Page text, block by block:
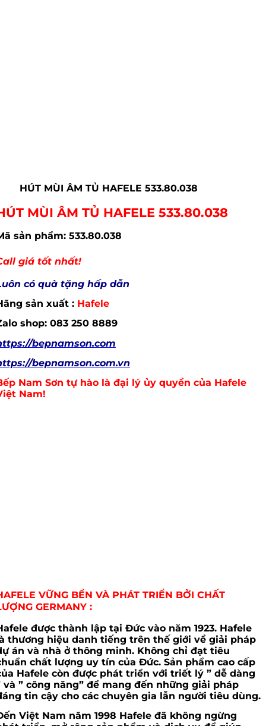
HÚT MÙI ÂM TỦ HAFELE 533.80.038
MÙI ÂM TỦ HAFELE 533.80.038
sản phẩm: 533.80.038
giá tốt nhất!
có quà tặng hấp dẫn
sản xuất : Hafele
shop: 083 250 8889
bepnamson.com
bepnamson.com.vn
Nam Sơn tự hào là đại lý ủy quyền của Hafele
Nam!
VỮNG BỀN VÀ PHÁT TRIỂN BỞI CHẤT
GERMANY :
được thành lập tại Đức vào năm 1923. Hafele
thương hiệu danh tiếng trên thế giới về giải pháp
án và nhà ở thông minh. Không chỉ đạt tiêu
chất lượng uy tín của Đức. Sản phẩm cao cấp
Hafele còn được phát triển với triết lý ” dễ dàng
và ” công năng” để mang đến những giải pháp
tin cậy cho các chuyên gia lẫn người tiêu dùng.
Việt Nam năm 1998 Hafele đã không ngừng